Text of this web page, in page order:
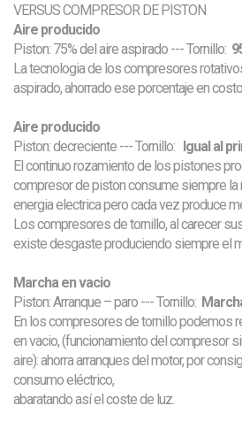
VERSUS COMPRESOR DE PISTON
Aire producido
Piston: 75% del aire aspirado --- Tornillo:
La tecnologia de los compresores
aspirado, ahorrado ese porcentaje en
Aire producido
Piston: decreciente --- Tornillo: Igual al
El continuo rozamiento de los pistones
compresor de piston consume siempre la
energia electrica pero cada vez produce
Los compresores de tornillo, al carecer
existe desgaste produciendo siempre el
Marcha en vacio
Piston: Arranque – paro --- Tornillo:
En los compresores de tornillo podemos
en vacio, (funcionamiento del compresor
aire): ahorra arranques del motor, por
consumo eléctrico,
abaratando así el coste de luz.